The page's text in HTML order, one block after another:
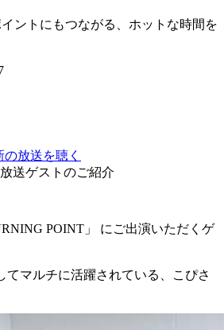
ントにもつながる、ホットな時間を
の放送を聴く
送ゲストのご紹介
POINT」 にご出演いただくゲ
てマルチに活躍されている、こぴさ